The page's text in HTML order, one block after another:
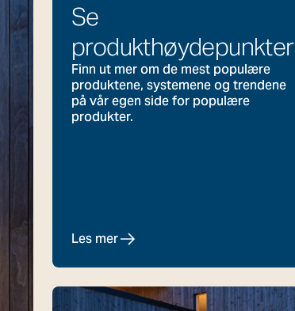
Se
produkthøydepunkter
Finn ut mer om de mest populære
produktene, systemene og trendene
på vår egen side for populære
produkter.
Les mer